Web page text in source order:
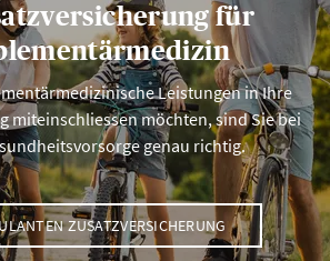
für
Leistungen in Ihre
miteinschliessen möchten, sind Sie bei
genau richtig.
ZUSATZVERSICHERUNG